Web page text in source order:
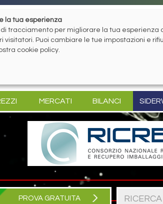
MERCATI BILANCI
PROVA GRATUITA
la tua esperienza
tracciamento per migliorare la tua
visitatori. Puoi cambiare le tue impostazioni e
cookie policy.